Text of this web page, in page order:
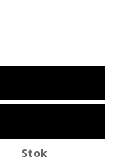
Stok